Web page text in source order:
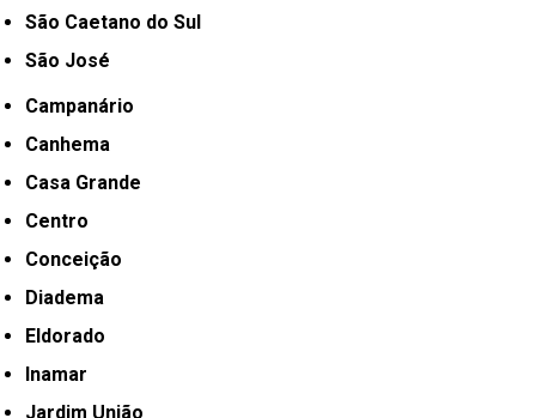
São Caetano do Sul
São José
Campanário
Canhema
Casa Grande
Centro
Conceição
Diadema
Eldorado
Inamar
Jardim União